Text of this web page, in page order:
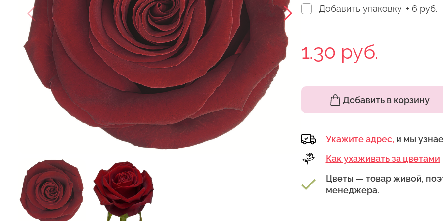
Добавить упаковку + 6 руб.
1.30 руб.
Добавить в корзину
Укажите адрес, и мы
Как ухаживать за цветами
Цветы — товар живой,
менеджера.